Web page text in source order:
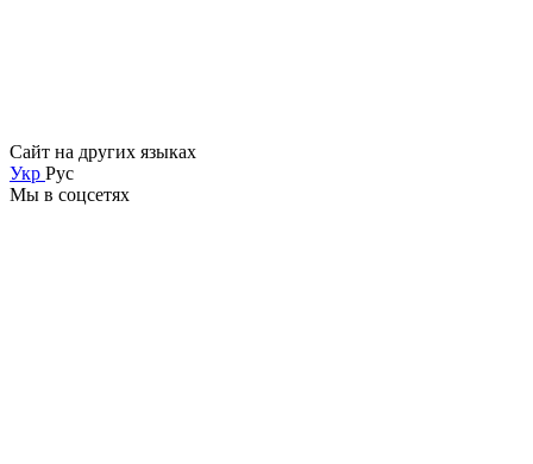
Сайт на других языках
Укр Рус
Мы в соцсетях